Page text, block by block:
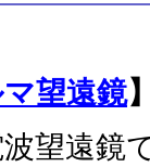
望遠鏡
望遠鏡